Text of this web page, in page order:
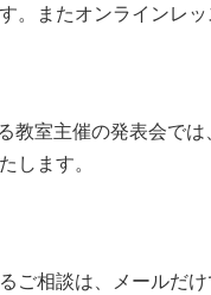
。またオンラインレ
教室主催の発表会で
します。
ご相談は、メールだ